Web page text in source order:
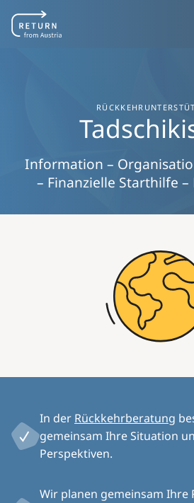
Information –
– Finanzielle Starthilfe
In der Rückkehrberatung
gemeinsam Ihre Situation
Perspektiven.
Wir planen gemeinsam Ihre